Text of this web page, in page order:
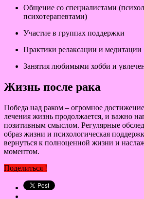
Общение со специалистами
психотерапевтами)
Участие в группах поддержки
Практики релаксации и медитации
Занятия любимыми хобби и
Жизнь после рака
Победа над раком – огромное
лечения жизнь продолжается, и важно
позитивным смыслом. Регулярные
образ жизни и психологическая
вернуться к полноценной жизни и
моментом.
Поделиться !